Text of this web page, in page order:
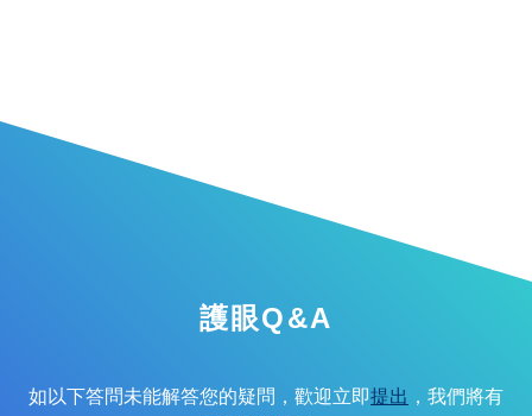
護眼Q&A
如以下答問未能解答您的疑問，歡迎立即提出 ，我們將有